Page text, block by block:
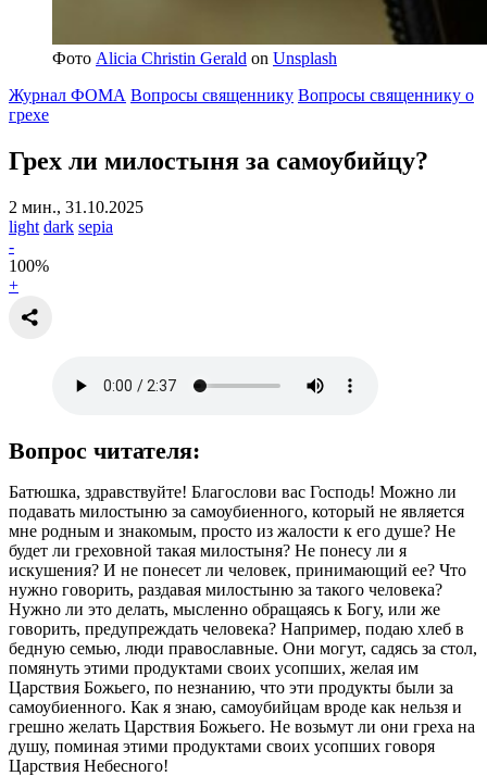
Фото Alicia Christin Gerald on Unsplash
Журнал ФОМА Вопросы священнику Вопросы священнику о
грехе
Грех ли милостыня за самоубийцу?
2 мин., 31.10.2025
light dark sepia
-
100%
+
Вопрос читателя:
Батюшка, здравствуйте! Благослови вас Господь! Можно ли
подавать милостыню за самоубиенного, который не является
мне родным и знакомым, просто из жалости к его душе? Не
будет ли греховной такая милостыня? Не понесу ли я
искушения? И не понесет ли человек, принимающий ее? Что
нужно говорить, раздавая милостыню за такого человека?
Нужно ли это делать, мысленно обращаясь к Богу, или же
говорить, предупреждать человека? Например, подаю хлеб в
бедную семью, люди православные. Они могут, садясь за стол,
помянуть этими продуктами своих усопших, желая им
Царствия Божьего, по незнанию, что эти продукты были за
самоубиенного. Как я знаю, самоубийцам вроде как нельзя и
грешно желать Царствия Божьего. Не возьмут ли они греха на
душу, поминая этими продуктами своих усопших говоря
Царствия Небесного!